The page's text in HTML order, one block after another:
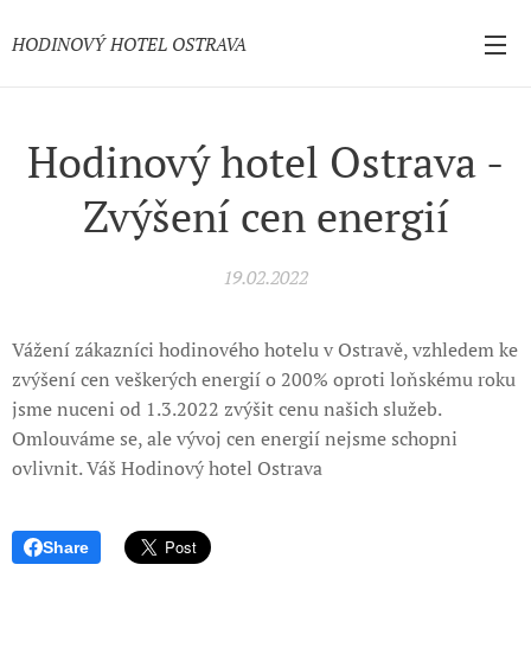
HODINOVÝ HOTEL OSTRAVA
Hodinový hotel Ostrava -
Zvýšení cen energií
19.02.2022
Vážení zákazníci hodinového hotelu v Ostravě, vzhledem ke
zvýšení cen veškerých energií o 200% oproti loňskému roku
jsme nuceni od 1.3.2022 zvýšit cenu našich služeb.
Omlouváme se, ale vývoj cen energií nejsme schopni
ovlivnit. Váš Hodinový hotel Ostrava
Share